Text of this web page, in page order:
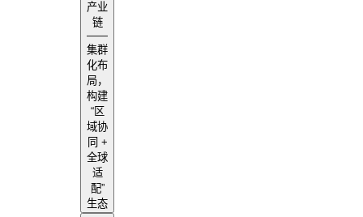
产业
链
——
集群
化布
局，
构建
“区
域协
同 +
全球
适
配”
生态